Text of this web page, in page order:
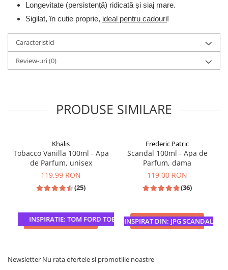
Longevitate (persistență) ridicată și siaj mare.
Sigilat, în cutie proprie, ideal pentru cadouri!
Caracteristici
Review-uri(0)
PRODUSE SIMILARE
INSPIRATIE: TOM FORD TOBACCO VANILLE
Khalis
Tobacco Vanilla 100ml - Apa
de Parfum, unisex
119,99 RON
(25)
ADAUGA IN COS INSPIRAT DIN: JPG SCANDAL
Frederic Patric
Scandal 100ml - Apa de
Parfum, dama
119,00 RON
(36)
ADAUGA IN COS
Newsletter Nu rata ofertele si promotiile noastre